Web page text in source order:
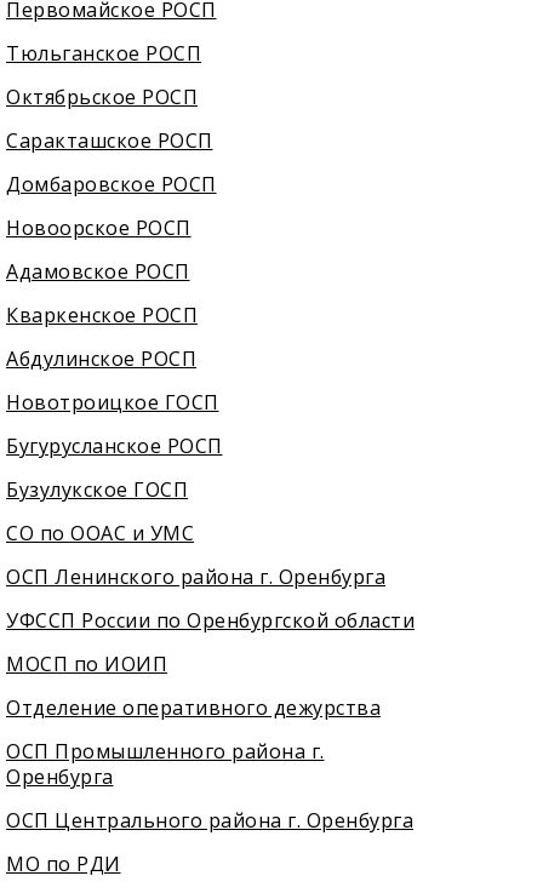
Первомайское РОСП
Тюльганское РОСП
Октябрьское РОСП
Саракташское РОСП
Домбаровское РОСП
Новоорское РОСП
Адамовское РОСП
Кваркенское РОСП
Абдулинское РОСП
Новотроицкое ГОСП
Бугурусланское РОСП
Бузулукское ГОСП
СО по ООАС и УМС
ОСП Ленинского района г. Оренбурга
УФССП России по Оренбургской области
МОСП по ИОИП
Отделение оперативного дежурства
ОСП Промышленного района г.
Оренбурга
ОСП Центрального района г. Оренбурга
МО по РДИ